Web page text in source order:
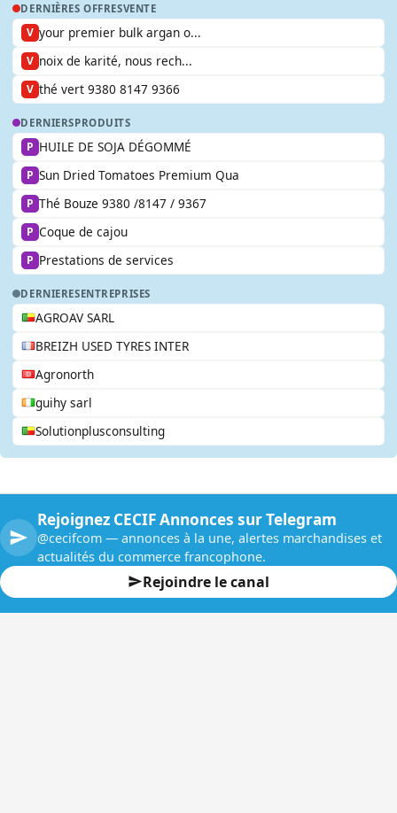
DERNIÈRES OFFRESVENTE
V your premier bulk argan o...
V noix de karité, nous rech...
V thé vert 9380 8147 9366
DERNIERSPRODUITS
P HUILE DE SOJA DÉGOMMÉ
P Sun Dried Tomatoes Premium Qua
P Thé Bouze 9380 /8147 / 9367
P Coque de cajou
P Prestations de services
DERNIERESENTREPRISES
AGROAV SARL
BREIZH USED TYRES INTER
Agronorth
guihy sarl
Solutionplusconsulting
Rejoignez CECIF Annonces sur Telegram
@cecifcom — annonces à la une, alertes marchandises et
actualités du commerce francophone.
Rejoindre le canal